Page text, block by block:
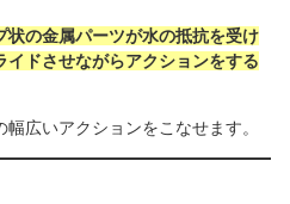
の金属パーツが水の抵抗を受け
ドさせながらアクションをする
広いアクションをこなせます。